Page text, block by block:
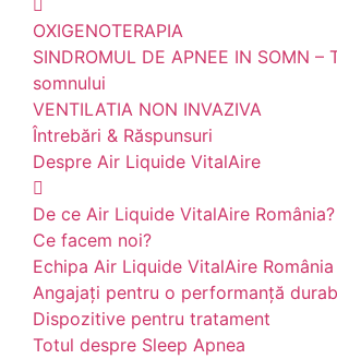
OXIGENOTERAPIA
SINDROMUL DE APNEE IN SOMN –
somnului
VENTILATIA NON INVAZIVA
Întrebări & Răspunsuri
Despre Air Liquide VitalAire
De ce Air Liquide VitalAire România?
Ce facem noi?
Echipa Air Liquide VitalAire România
Angajați pentru o performanță
Dispozitive pentru tratament
Totul despre Sleep Apnea